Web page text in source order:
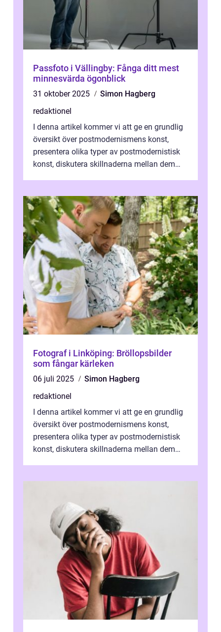
Passfoto i Vällingby: Fånga ditt mest
minnesvärda ögonblick
31 oktober 2025
Simon Hagberg
redaktionel
I denna artikel kommer vi att ge en grundlig
översikt över postmodernismens konst,
presentera olika typer av postmodernistisk
konst, diskutera skillnaderna mellan dem
Fotograf i Linköping: Bröllopsbilder
som fångar kärleken
06 juli 2025
Simon Hagberg
redaktionel
I denna artikel kommer vi att ge en grundlig
översikt över postmodernismens konst,
presentera olika typer av postmodernistisk
konst, diskutera skillnaderna mellan dem